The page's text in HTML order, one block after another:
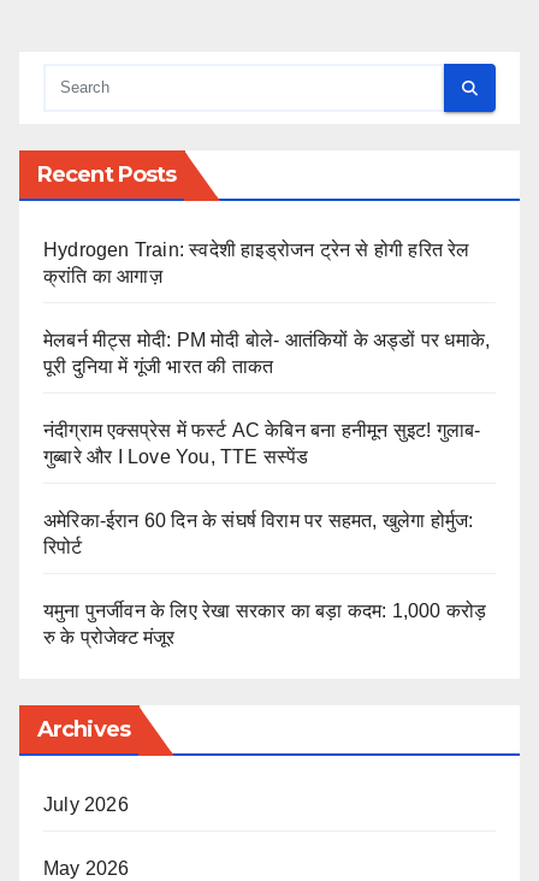
Recent Posts
Hydrogen Train: स्वदेशी हाइड्रोजन ट्रेन से होगी हरित रेल
क्रांति का आगाज़
मेलबर्न मीट्स मोदी: PM मोदी बोले- आतंकियों के अड्डों पर धमाके,
पूरी दुनिया में गूंजी भारत की ताकत
नंदीग्राम एक्सप्रेस में फर्स्ट AC केबिन बना हनीमून सुइट! गुलाब-
गुब्बारे और I Love You, TTE सस्पेंड
अमेरिका-ईरान 60 दिन के संघर्ष विराम पर सहमत, खुलेगा होर्मुज:
रिपोर्ट
यमुना पुनर्जीवन के लिए रेखा सरकार का बड़ा कदम: 1,000 करोड़
रु के प्रोजेक्ट मंजूर
Archives
July 2026
May 2026